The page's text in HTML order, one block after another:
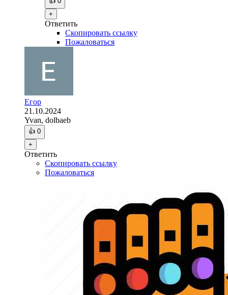
+
Ответить
Скопировать ссылку
Пожаловаться
Егор
21.10.2024
Yvan, dolbaeb
👍 0
+
Ответить
Скопировать ссылку
Пожаловаться